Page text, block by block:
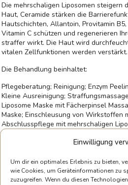
Einwilligung
Um dir ein optimales Erlebnis zu bieten,
wie Cookies, um Geräteinformationen zu
zuzugreifen. Wenn du diesen
Die mehrschaligen Liposomen steigern
Haut, Ceramide stärken die
Hautschichten, Allantoin, Provitamin
Vitamin C schützen und regenerieren
straffer wirkt. Die Haut wird
vitalen Zellfunktionen werden verstärkt.
Die Behandlung beinhaltet:
Pflegeberatung; Reinigung; Enzym
Kleine Ausreinigung;
Liposome Maske mit Fächerpinsel
Maske; Einschleusung von Wirkstoffen
Abschlusspflege mit mehrschaligen
/ 45 Minuten / Gesicht
€100/ 60 Minuten / Gesicht /